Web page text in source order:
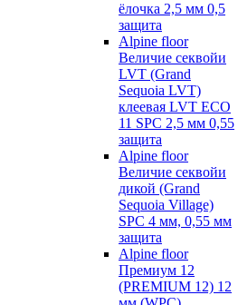
ёлочка 2,5 мм 0,5
защита
Alpine floor
Величие секвойи
LVT (Grand
Sequoia LVT)
клеевая LVT ECO
11 SPC 2,5 мм 0,55
защита
Alpine floor
Величие секвойи
дикой (Grand
Sequoia Village)
SPC 4 мм, 0,55 мм
защита
Alpine floor
Премиум 12
(PREMIUM 12) 12